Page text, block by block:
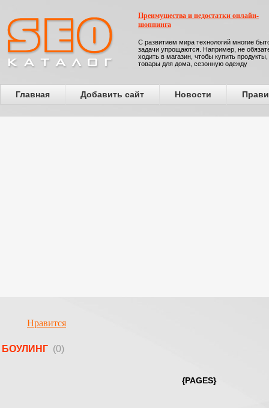
Преимущества и недостатки онлайн-
шоппинга
С развитием мира технологий многие
задачи упрощаются. Например, не
ходить в магазин, чтобы купить продукты,
товары для дома, сезонную одежду
Главная Добавить сайт Новости
Нравится
БОУЛИНГ (0)
{PAGES}